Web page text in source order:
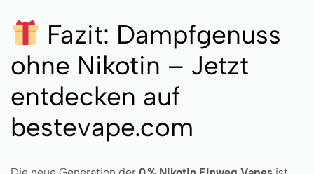
Fazit: Dampfgenuss
ohne Nikotin – Jetzt
entdecken auf
bestevape.com